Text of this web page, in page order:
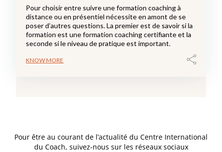
Pour choisir entre suivre une formation coaching à
distance ou en présentiel nécessite en amont de se
poser d’autres questions. La premier est de savoir si la
formation est une formation coaching certifiante et la
seconde si le niveau de pratique est important.
KNOW MORE
Pour être au courant de l’actualité du Centre International
du Coach, suivez-nous sur les réseaux sociaux